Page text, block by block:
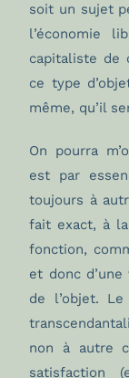
soit un sujet
l’économie
capitaliste de
ce type
même, qu’il
On pourra
est par
toujours à
fait exact, à
fonction,
et donc
de l’objet.
non à autre
satisfaction